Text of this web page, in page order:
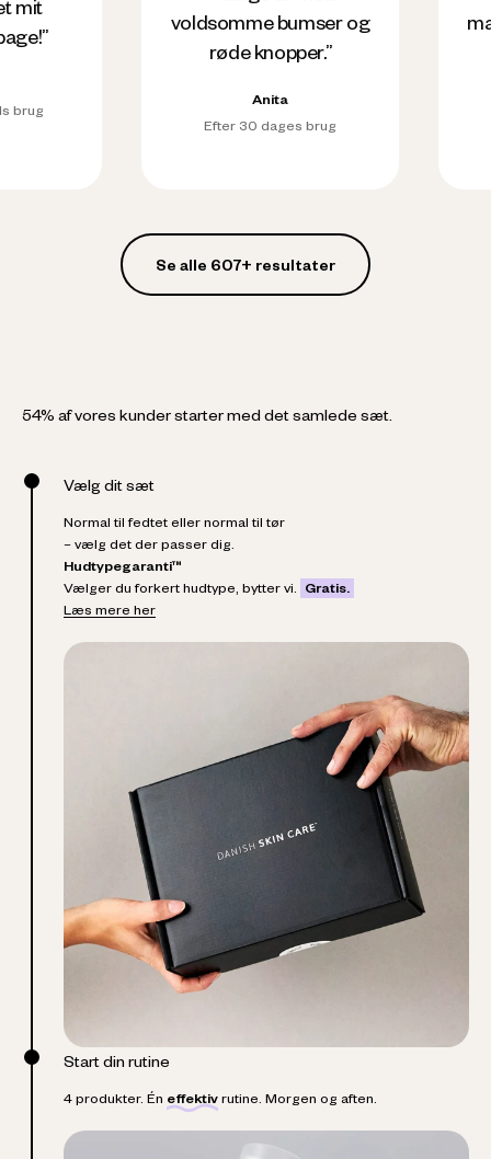
voldsomme bumser og
røde knopper.”
Efter 30 dages brug
man se
Se alle 607+ resultater
54% af vores kunder starter med det samlede sæt.
Vælg dit sæt
Normal til fedtet eller normal til tør
– vælg det der passer dig.
Hudtypegaranti™
Vælger du forkert hudtype, bytter vi. Gratis.
Læs mere her
Start din rutine
4 produkter. Én effektivrutine. Morgen og aften.